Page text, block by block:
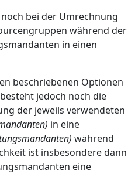
bei der Umrechnung
während der
in einen
beschriebenen Optionen
jedoch noch die
der jeweils verwendeten
in eine
während
ist insbesondere dann
eine